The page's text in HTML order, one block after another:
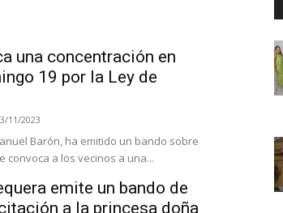
una concentración en
19 por la Ley de
11/2023
Barón, ha emitido un bando sobre
convoca a los vecinos a una...
emite un bando de
a la princesa doña